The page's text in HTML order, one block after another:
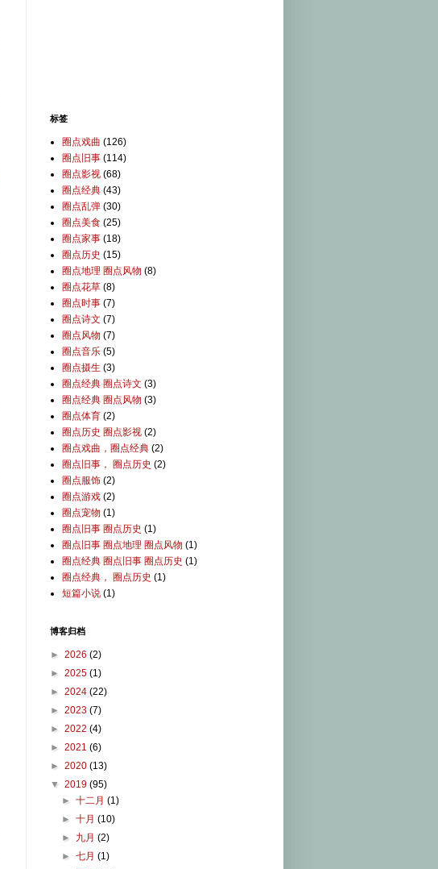
标签
圈点戏曲 (126)
圈点旧事 (114)
圈点影视 (68)
圈点经典 (43)
圈点乱弹 (30)
圈点美食 (25)
圈点家事 (18)
圈点历史 (15)
圈点地理 圈点风物 (8)
圈点花草 (8)
圈点时事 (7)
圈点诗文 (7)
圈点风物 (7)
圈点音乐 (5)
圈点摄生 (3)
圈点经典 圈点诗文 (3)
圈点经典 圈点风物 (3)
圈点体育 (2)
圈点历史 圈点影视 (2)
圈点戏曲，圈点经典 (2)
圈点旧事， 圈点历史 (2)
圈点服饰 (2)
圈点游戏 (2)
圈点宠物 (1)
圈点旧事 圈点历史 (1)
圈点旧事 圈点地理 圈点风物 (1)
圈点经典 圈点旧事 圈点历史 (1)
圈点经典， 圈点历史 (1)
短篇小说 (1)
博客归档
► 2026 (2)
► 2025 (1)
► 2024 (22)
► 2023 (7)
► 2022 (4)
► 2021 (6)
► 2020 (13)
▼ 2019 (95)
►十二月(1)
►十月(10)
► 九月(2)
►七月(1)